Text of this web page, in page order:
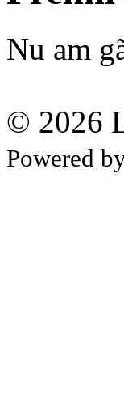
Nu am
© 2026
Powered